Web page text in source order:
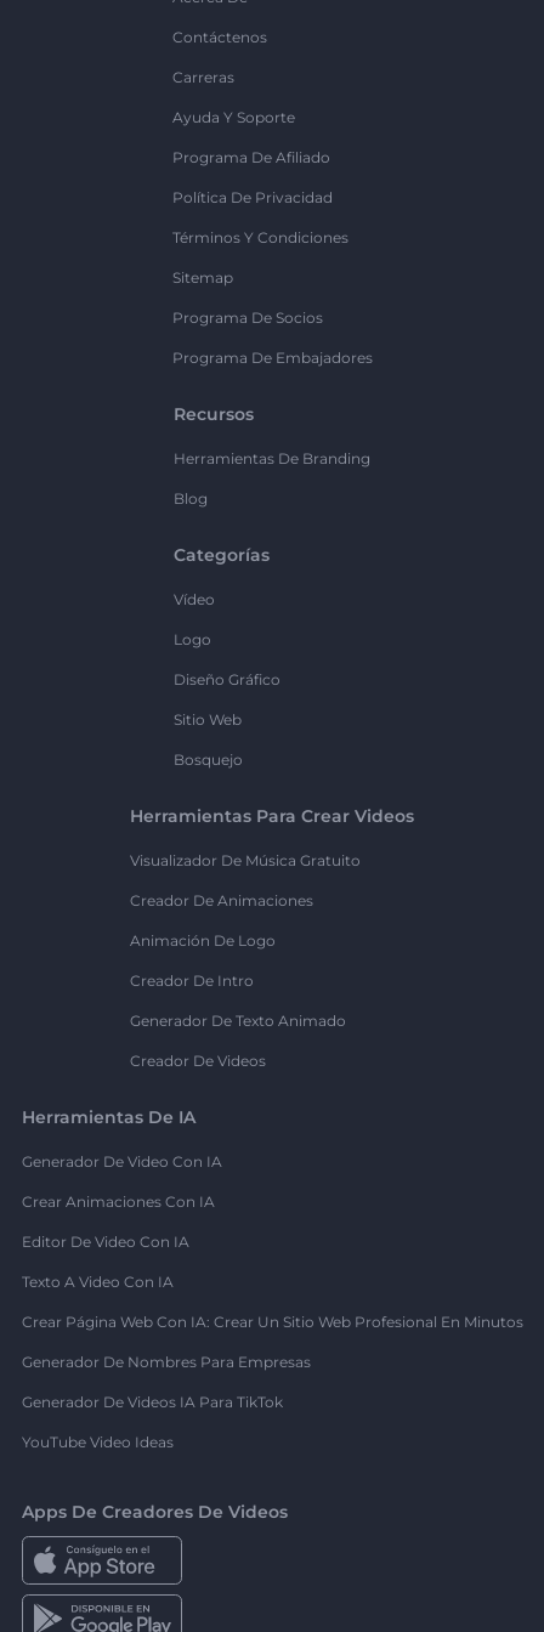
Contáctenos
Carreras
Ayuda Y Soporte
Programa De Afiliado
Política De Privacidad
Términos Y Condiciones
Sitemap
Programa De Socios
Programa De Embajadores
Recursos
Herramientas De Branding
Blog
Categorías
Vídeo
Logo
Diseño Gráfico
Sitio Web
Bosquejo
Herramientas Para Crear Videos
Visualizador De Música Gratuito
Creador De Animaciones
Animación De Logo
Creador De Intro
Generador De Texto Animado
Creador De Videos
Herramientas De IA
Generador De Video Con IA
Crear Animaciones Con IA
Editor De Video Con IA
Texto A Video Con IA
Crear Página Web Con IA: Crear Un Sitio Web Profesional En Minutos
Generador De Nombres Para Empresas
Generador De Videos IA Para TikTok
YouTube Video Ideas
Apps De Creadores De Videos